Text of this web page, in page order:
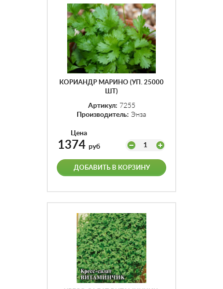
КОРИАНДР МАРИНО (УП. 25000
ШТ)
Артикул: 7255
Производитель: Энза
Цена
1374 руб 1
ДОБАВИТЬ В КОРЗИНУ